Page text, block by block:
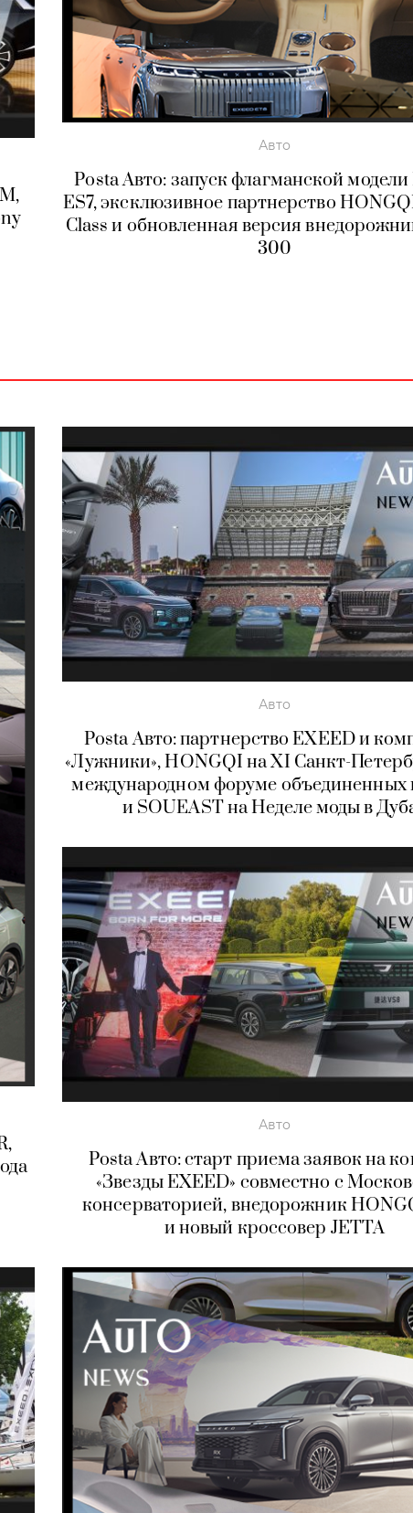
Авто
Posta Авто: запуск флагманской
ES7, эксклюзивное партнерство
Class и обновленная версия
300
Авто
Posta Авто: партнерство EXEED и
«Лужники», HONGQI на XI Санкт-
международном форуме объединенных
и SOUEAST на Неделе моды в
Авто
Posta Авто: старт приема заявок на
«Звезды EXEED» совместно с
консерваторией, внедорожник
и новый кроссовер JETTA